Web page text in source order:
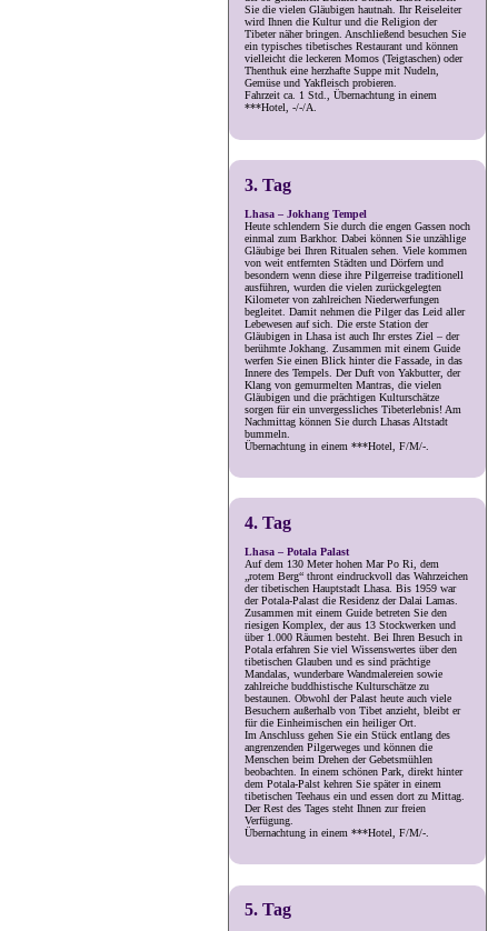
Sie die vielen Gläubigen hautnah. Ihr Reiseleiter
wird Ihnen die Kultur und die Religion der
Tibeter näher bringen. Anschließend besuchen Sie
ein typisches tibetisches Restaurant und können
vielleicht die leckeren Momos (Teigtaschen) oder
Thenthuk eine herzhafte Suppe mit Nudeln,
Gemüse und Yakfleisch probieren.
Fahrzeit ca. 1 Std., Übernachtung in einem
***Hotel, -/-/A.
3. Tag
Lhasa – Jokhang Tempel
Heute schlendern Sie durch die engen Gassen noch
einmal zum Barkhor. Dabei können Sie unzählige
Gläubige bei Ihren Ritualen sehen. Viele kommen
von weit entfernten Städten und Dörfern und
besondern wenn diese ihre Pilgerreise traditionell
ausführen, wurden die vielen zurückgelegten
Kilometer von zahlreichen Niederwerfungen
begleitet. Damit nehmen die Pilger das Leid aller
Lebewesen auf sich. Die erste Station der
Gläubigen in Lhasa ist auch Ihr erstes Ziel – der
berühmte Jokhang. Zusammen mit einem Guide
werfen Sie einen Blick hinter die Fassade, in das
Innere des Tempels. Der Duft von Yakbutter, der
Klang von gemurmelten Mantras, die vielen
Gläubigen und die prächtigen Kulturschätze
sorgen für ein unvergessliches Tibeterlebnis! Am
Nachmittag können Sie durch Lhasas Altstadt
bummeln.
Übernachtung in einem ***Hotel, F/M/-.
4. Tag
Lhasa – Potala Palast
Auf dem 130 Meter hohen Mar Po Ri, dem
„rotem Berg“ thront eindruckvoll das Wahrzeichen
der tibetischen Hauptstadt Lhasa. Bis 1959 war
der Potala-Palast die Residenz der Dalai Lamas.
Zusammen mit einem Guide betreten Sie den
riesigen Komplex, der aus 13 Stockwerken und
über 1.000 Räumen besteht. Bei Ihren Besuch in
Potala erfahren Sie viel Wissenswertes über den
tibetischen Glauben und es sind prächtige
Mandalas, wunderbare Wandmalereien sowie
zahlreiche buddhistische Kulturschätze zu
bestaunen. Obwohl der Palast heute auch viele
Besuchern außerhalb von Tibet anzieht, bleibt er
für die Einheimischen ein heiliger Ort.
Im Anschluss gehen Sie ein Stück entlang des
angrenzenden Pilgerweges und können die
Menschen beim Drehen der Gebetsmühlen
beobachten. In einem schönen Park, direkt hinter
dem Potala-Palst kehren Sie später in einem
tibetischen Teehaus ein und essen dort zu Mittag.
Der Rest des Tages steht Ihnen zur freien
Verfügung.
Übernachtung in einem ***Hotel, F/M/-.
5. Tag